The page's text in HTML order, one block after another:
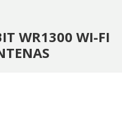
WR1300 WI-FI